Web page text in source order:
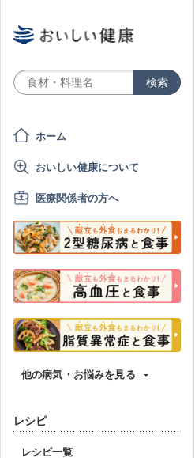
ホーム
おいしい健康について
医療関係者の方へ
他の病気・お悩みを見る
レシピ
レシピ一覧